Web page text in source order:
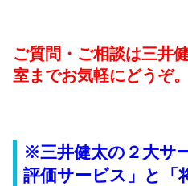
ご質問・ご相談は三井
室までお気軽にどうぞ。
※三井健太の２大サ
評価サービス」と「